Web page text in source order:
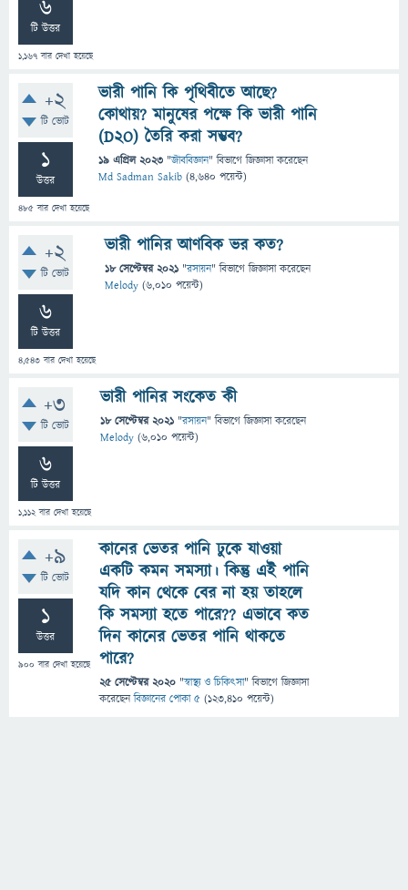
6
টি উত্তর
1,167 বার দেখা হয়েছে
+2
টি ভোট
1
উত্তর
485 বার দেখা হয়েছে
ভারী পানি কি পৃথিবীতে আছে?
কোথায়? মানুষের পক্ষে কি ভারী পানি
(D2O) তৈরি করা সম্ভব?
19 এপ্রিল 2023 "জীববিজ্ঞান" বিভাগে জিজ্ঞাসাকরেছেন
Md Sadman Sakib (4,640 পয়েন্ট)
+2
টি ভোট
6
টি উত্তর
4,543 বার দেখা হয়েছে
ভারী পানির আণবিক ভর কত?
18 সেপ্টেম্বর 2021 "রসায়ন" বিভাগে জিজ্ঞাসাকরেছেন
Melody (6,010 পয়েন্ট)
+3
টি ভোট
6
টি উত্তর
1,112বার দেখা হয়েছে
ভারী পানির সংকেত কী
18 সেপ্টেম্বর 2021 "রসায়ন" বিভাগে জিজ্ঞাসাকরেছেন
Melody (6,010 পয়েন্ট)
+9
টি ভোট
1
উত্তর
900 বার দেখা হয়েছে
কানের ভেতর পানি ঢুকে যাওয়া
একটি কমন সমস্যা। কিন্তু এই পানি
যদি কান থেকে বের না হয় তাহলে
কি সমস্যা হতে পারে?? এভাবে কত
দিন কানের ভেতর পানি থাকতে
পারে?
25 সেপ্টেম্বর 2020 "স্বাস্থ্য ও চিকিৎসা" বিভাগে জিজ্ঞাসা
করেছেনবিজ্ঞানের পোকা ৫ (123,410 পয়েন্ট)